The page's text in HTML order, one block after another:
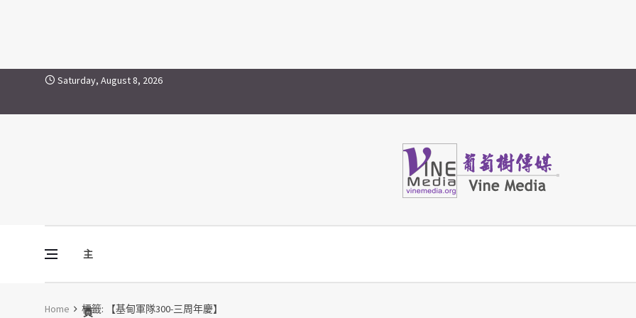
Skip to content
【基甸軍隊300-三周年慶】
Saturday, August 8, 2026
主
頁
Vine Media
葡萄樹傳媒
Home 標籤: 【基甸軍隊300-三周年慶】